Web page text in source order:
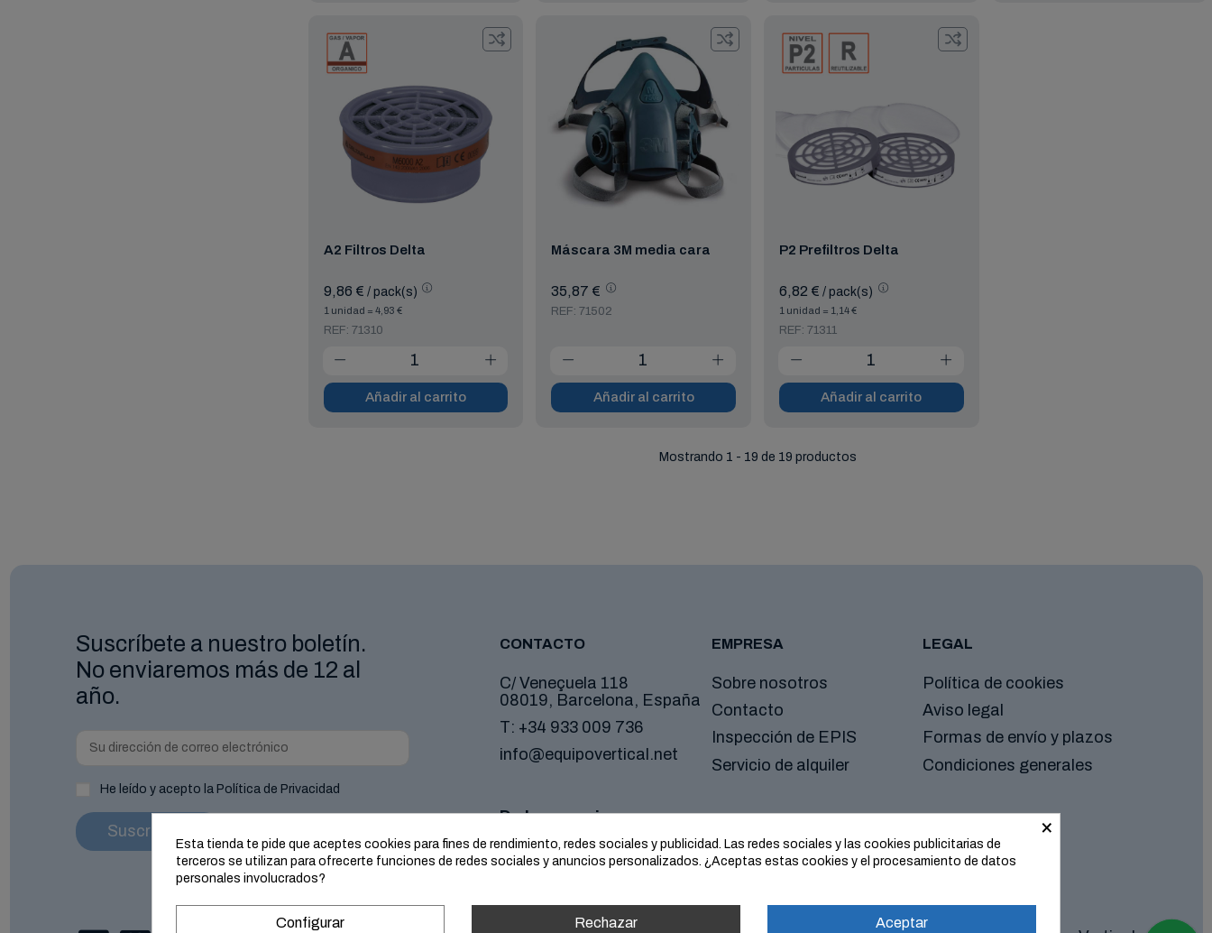
A2 Filtros Delta
9,86 € / pack(s)
1 unidad = 4,93 €
REF: 71310
Añadir al carrito
Máscara 3M media cara
35,87 €
REF: 71502
Añadir al carrito
P2 Prefiltros Delta
6,82 € / pack(s)
1 unidad = 1,14 €
REF: 71311
Añadir al carrito
Mostrando 1 - 19 de 19 productos
Suscríbete a nuestro boletín.
No enviaremos más de 12 al
año.
He leído y acepto la Política de Privacidad
CONTACTO
C/ Veneçuela 118
08019, Barcelona, España
T: +34 933 009 736
info@equipovertical.net
De lunes a viernes:
08:30-14:00 y 15:00-18:00
EMPRESA
Sobre nosotros
Contacto
Inspección de EPIS
Servicio de alquiler
LEGAL
Política de cookies
Aviso legal
Formas de envío y plazos
Condiciones generales
×
Esta tienda te pide que aceptes cookies para fines de rendimiento, redes sociales y publicidad. Las redes sociales y las cookies publicitarias de
terceros se utilizan para ofrecerte funciones de redes sociales y anuncios personalizados. ¿Aceptas estas cookies y el procesamiento de datos
personales involucrados?
Configurar Rechazar Aceptar